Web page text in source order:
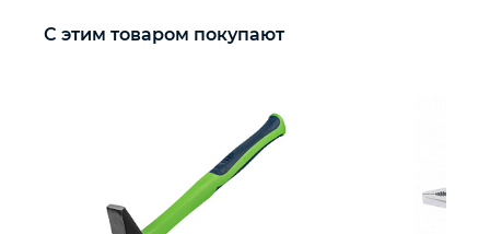
С этим товаром покупают